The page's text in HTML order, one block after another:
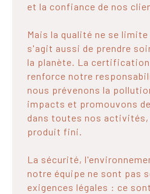
et la confiance de nos
Mais la qualité ne se
s'agit aussi de prendre
la planète. La certification
renforce notre
nous prévenons la
impacts et promouvons
dans toutes nos
produit fini.
La sécurité,
notre équipe ne sont pas
exigences légales : ce